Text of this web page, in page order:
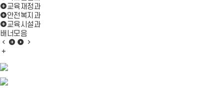
교육재정과
안전복지과
교육시설과
배너모음
배
음
이
배 배
모
음